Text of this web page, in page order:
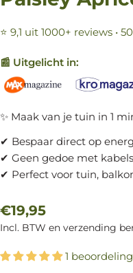
⭐ 9,1 uit 1000+ reviews •
📰 Uitgelicht in:
✨ Maak van je tuin in 1
✔ Bespaar direct op
✔ Geen gedoe met
✔ Perfect voor tuin,
Reguliere
prijs
€19,95
Incl. BTW en verzending
1 beoordeling